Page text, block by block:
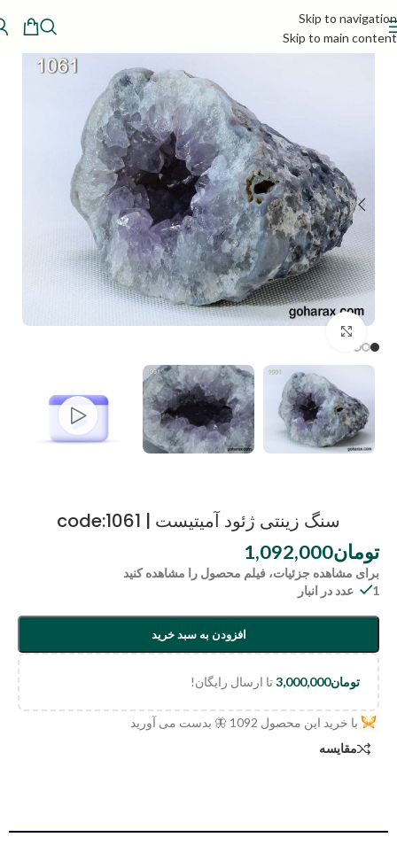
Skip to navigation
Skip to main content
سنگ زینتی ژئود آمیتیست | code:1061
تومان1,092,000
برای مشاهده جزئیات، فیلم محصول را مشاهده کنید
1 عدد در انبار
افزودن به سبد خرید
تومان3,000,000تا ارسال رایگان!
با خرید این محصول 1092 🦋 بدست می آورید
مقایسه